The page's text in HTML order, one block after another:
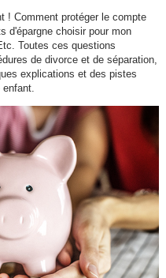
! Comment protéger le compte
d'épargne choisir pour mon
Toutes ces questions
de divorce et de séparation,
explications et des pistes
enfant.